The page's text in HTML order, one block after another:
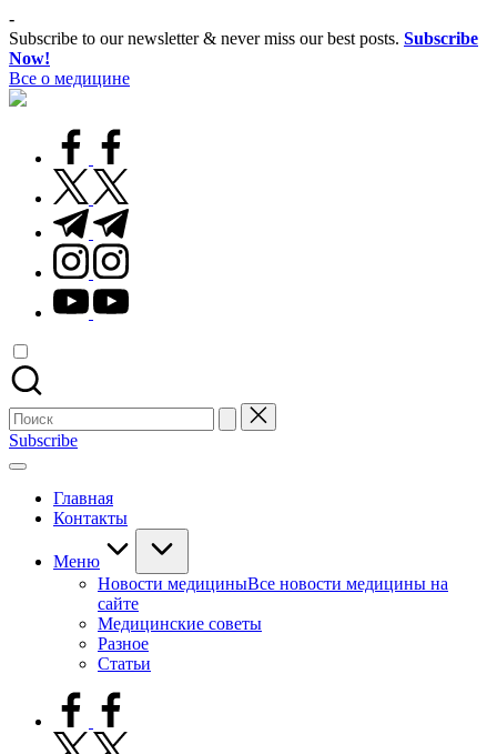
Перейти
к
содержимому
-
Subscribe to our newsletter & never miss our best posts. Subscribe
Now!
Все о медицине
Лечитесь
facebook.com
twitter.com
t.me
instagram.com
youtube.com
Поиск
для:
Subscribe
Главная
Контакты
Меню
Новости медициныВсе новости медицины на
сайте
Медицинские советы
Разное
Статьи
facebook.com
twitter.com